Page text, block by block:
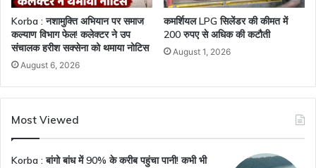
Korba : नशामुक्ति अभियान पर समाज
कल्याण विभाग फेल! कलेक्टर ने उप
संचालक हरीश सक्सेना को थमाया नोटिस
August 6, 2026
कमर्शियल LPG सिलेंडर की कीमत में
200 रुपए से अधिक की कटौती
August 1, 2026
Most Viewed
Korba : बांगो बांध में 90% के करीब पहुंचा पानी! कभी भी